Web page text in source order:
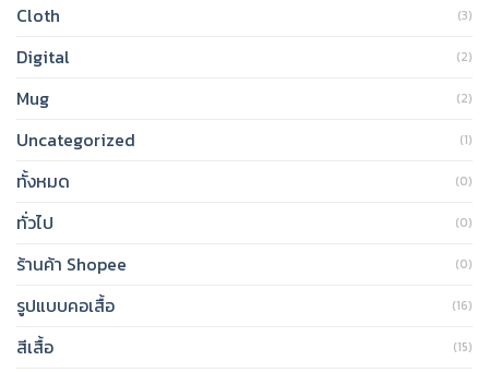
Cloth (3)
Digital (2)
Mug (2)
Uncategorized (1)
ทั้งหมด (0)
ทั่วไป (0)
ร้านค้า Shopee (0)
รูปแบบคอเสื้อ (16)
สีเสื้อ (15)